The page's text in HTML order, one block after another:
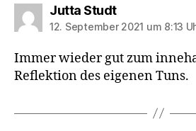
Jutta Studtsagt:
12. September 2021 um 8:13
Immer wieder gut zum
Reflektion des eigenen Tuns.